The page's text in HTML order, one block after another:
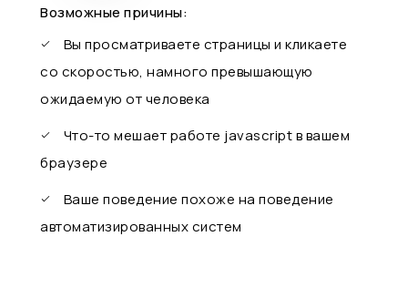
Возможные причины:
Вы просматриваете страницы и кликаете
со скоростью, намного превышающую
ожидаемую от человека
Что-то мешает работе javascript в вашем
браузере
Ваше поведение похоже на поведение
автоматизированных систем